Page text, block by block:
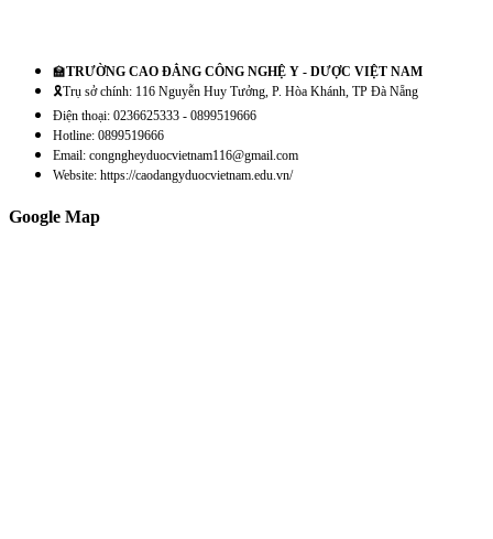
🏫TRƯỜNG CAO ĐẲNG CÔNG NGHỆ Y - DƯỢC VIỆT NAM
🎗️Trụ sở chính: 116 Nguyễn Huy Tưởng, P. Hòa Khánh, TP Đà Nẵng
Điện thoại: 0236625333 - 0899519666
Hotline: 0899519666
Email: congngheyduocvietnam116@gmail.com
Website: https://caodangyduocvietnam.edu.vn/
Google Map